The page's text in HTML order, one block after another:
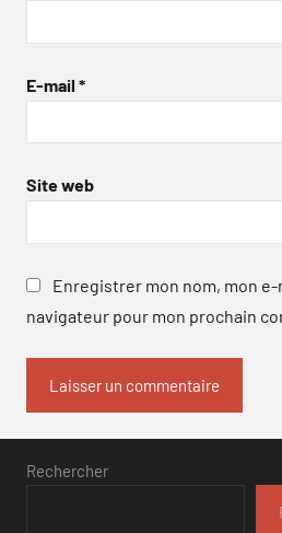
E-mail *
Site web
Enregistrer mon nom, mon
navigateur pour mon prochain
Rechercher